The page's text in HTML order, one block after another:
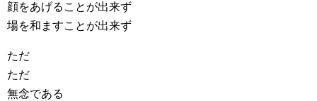
顔をあげることが出来ず
場を和ますことが出来ず
ただ
ただ
無念である